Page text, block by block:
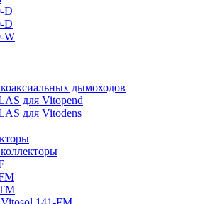
D
D
W
дымоходов
для Vitopend
для Vitodens